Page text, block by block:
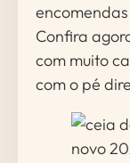
Confira
com muito
com o pé